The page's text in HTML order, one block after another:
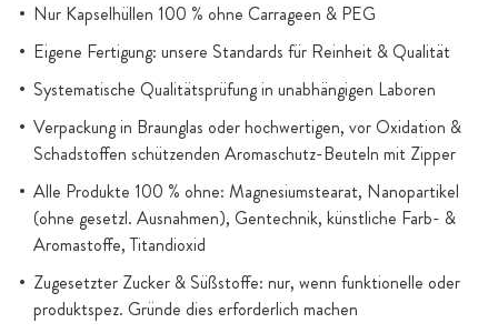
Nur Kapselhüllen 100 % ohne Carrageen & PEG
Eigene Fertigung: unsere Standards für Reinheit & Qualität
Systematische Qualitätsprüfung in unabhängigen Laboren
Verpackung in Braunglas oder hochwertigen, vor Oxidation &
Schadstoffen schützenden Aromaschutz-Beuteln mit Zipper
Alle Produkte 100 % ohne: Magnesiumstearat, Nanopartikel
(ohne gesetzl. Ausnahmen), Gentechnik, künstliche Farb- &
Aromastoffe, Titandioxid
Zugesetzter Zucker & Süßstoffe: nur, wenn funktionelle oder
produktspez. Gründe dies erforderlich machen